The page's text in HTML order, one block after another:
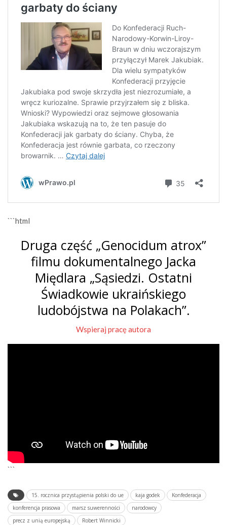
```html
Druga część „Genocidum atrox”
filmu dokumentalnego Jacka
Międlara „Sąsiedzi. Ostatni
Świadkowie ukraińskiego
ludobójstwa na Polakach”.
Wspieraj pracę autora
```
15. rocznica przystąpienia polski do ue kaja godek
Konfederacja
konferencja prasowa
marsz suwerenności
narodowcy
precz z unią europejską
Robert Winnicki